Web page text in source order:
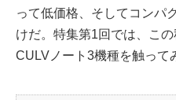
って低価格、そしてコンパ
けだ。特集第1回では、こ
CULVノート3機種を触って